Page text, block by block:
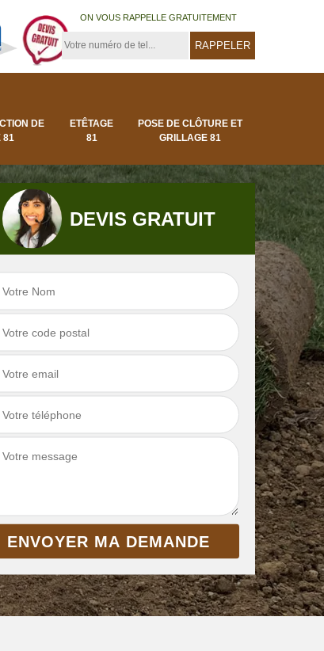
ON VOUS RAPPELLE GRATUITEMENT
DE
81
ETÊTAGE
81
POSE DE CLÔTURE ET
GRILLAGE 81
Pose de clôture et
grillage 81
Pose de gazon en
rouleau 81 Tarn
DEVIS GRATUIT